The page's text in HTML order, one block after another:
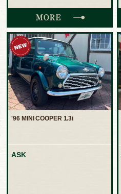
'96 MINI COOPER 1.3i
ASK